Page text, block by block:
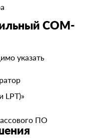
COM-
указать
LPT)»
ПО